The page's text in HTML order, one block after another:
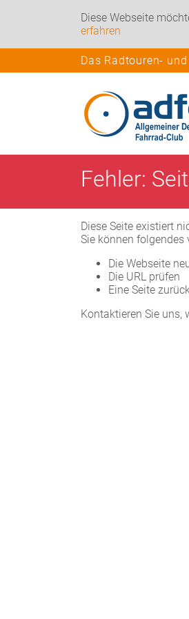
Diese Webseite
erfahren
Das Radtouren-
Fehler:
Diese Seite existiert
Sie können folgendes
Die Webseite
Die URL prüfen
Eine Seite
Kontaktieren Sie uns,